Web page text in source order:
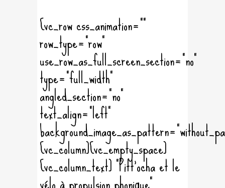
[vc_row css_animation=""
row_type="row"
use_row_as_full_screen_section="no"
type="full_width"
angled_section="no"
text_align="left"
[vc_column][vc_empty_space]
[vc_column_text] "Pitt'ocha et le